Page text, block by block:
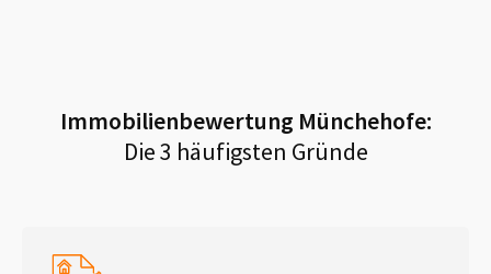
Immobilienbewertung Münchehofe:
Die 3 häufigsten Gründe